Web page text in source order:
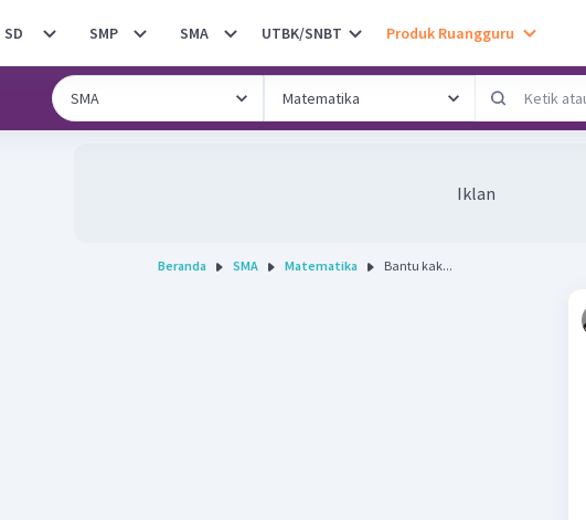
SD SMP SMA UTBK/SNBT Produk Ruangguru
Iklan
Beranda SMA Matematika Bantu kak...